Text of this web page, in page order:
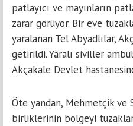
patlayıcı ve mayınların
zarar görüyor. Bir eve
yaralanan Tel Abyadlılar,
getirildi. Yaralı siviller
Akçakale Devlet
Öte yandan, Mehmetçik ve
birliklerinin bölgeyi